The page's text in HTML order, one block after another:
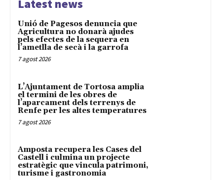
Latest news
Unió de Pagesos denuncia que
Agricultura no donarà ajudes
pels efectes de la sequera en
l’ametlla de secà i la garrofa
7 agost 2026
L’Ajuntament de Tortosa amplia
el termini de les obres de
l’aparcament dels terrenys de
Renfe per les altes temperatures
7 agost 2026
Amposta recupera les Cases del
Castell i culmina un projecte
estratègic que vincula patrimoni,
turisme i gastronomia